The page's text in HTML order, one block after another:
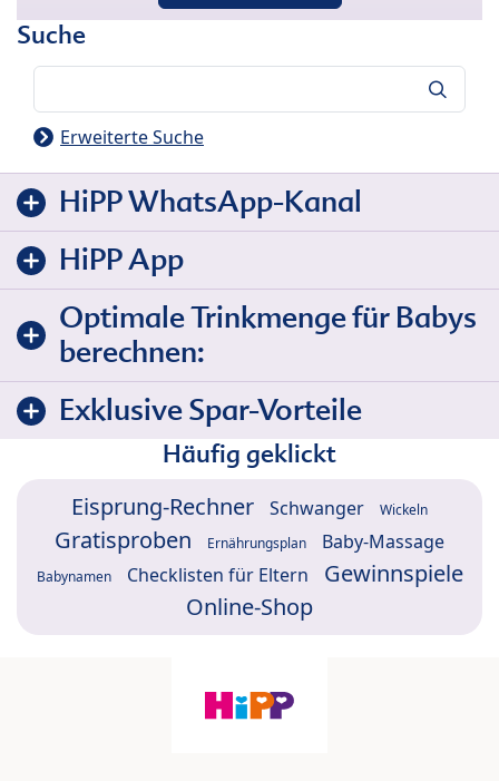
Suche
Erweiterte Suche
HiPP WhatsApp-Kanal
HiPP App
Optimale Trinkmenge für Babys
berechnen:
Exklusive Spar-Vorteile
Häufig geklickt
Eisprung-Rechner Schwanger Wickeln
Gratisproben Ernährungsplan Baby-Massage
Babynamen Checklisten für Eltern
Gewinnspiele
Online-Shop